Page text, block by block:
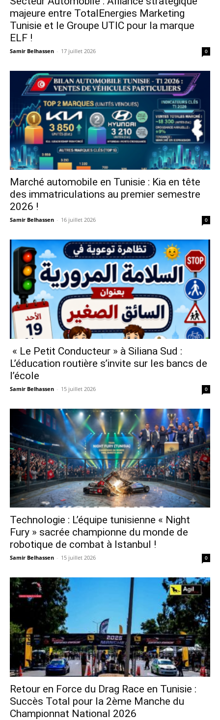
majeure entre TotalEnergies Marketing
Tunisie et le Groupe UTIC pour la marque
ELF !
Samir Belhassen - 17 juillet 2026 0
Marché automobile en Tunisie : Kia en tête
des immatriculations au premier semestre
2026 !
Samir Belhassen - 16 juillet 2026 0
« Le Petit Conducteur » à Siliana Sud :
L’éducation routière s’invite sur les bancs de
l’école
Samir Belhassen - 15 juillet 2026 0
Technologie : L’équipe tunisienne « Night
Fury » sacrée championne du monde de
robotique de combat à Istanbul !
Samir Belhassen - 15 juillet 2026 0
Retour en Force du Drag Race en Tunisie :
Succès Total pour la 2ème Manche du
Championnat National 2026